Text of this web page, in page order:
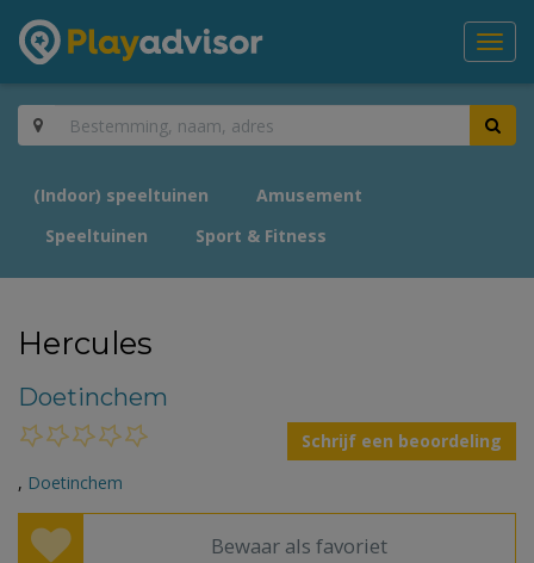
(Indoor) speeltuinen
Amusement
Speeltuinen
Sport & Fitness
Hercules
Doetinchem
Schrijf een beoordeling
, Doetinchem
Bewaar als favoriet